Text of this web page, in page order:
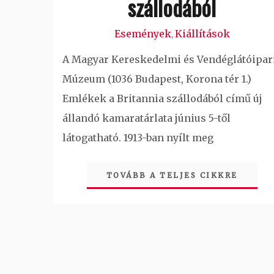
szállodából
Események,Kiállítások
A Magyar Kereskedelmi és
Múzeum (1036 Budapest, Korona tér 1.)
Emlékek a Britannia szállodából című új
állandó kamaratárlata június 5-től
látogatható. 1913-ban nyílt meg
TOVÁBB A TELJES CIKKRE